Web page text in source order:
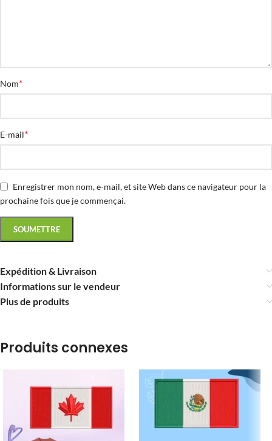
Nom*
E-mail*
Enregistrer mon nom, e-mail, et site Web dans ce navigateur pour la
prochaine fois que je commençai.
Expédition & Livraison
Informations sur le vendeur
Plus de produits
Produits connexes